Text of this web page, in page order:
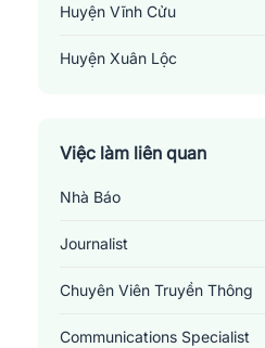
Việc làm in ấn/xuất
Huyện Vĩnh Cửu
Huyện Xuân Lộc
Thị Xã Long Khánh
Việc làm liên quan
Nhà Báo
Journalist
Chuyên Viên Truyền Thông
Communications Specialist